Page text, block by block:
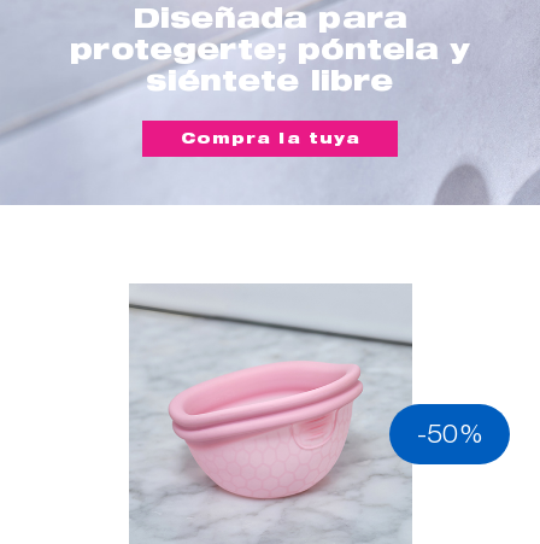
Diseñada para
protegerte; póntela y
siéntete libre
Compra la tuya
-50%